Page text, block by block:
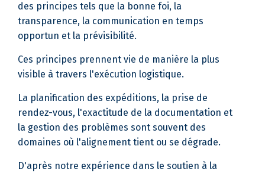
des principes tels que la bonne foi, la
transparence, la communication en temps
opportun et la prévisibilité.
Ces principes prennent vie de manière la plus
visible à travers l'exécution logistique.
La planification des expéditions, la prise de
rendez-vous, l'exactitude de la documentation et
la gestion des problèmes sont souvent des
domaines où l'alignement tient ou se dégrade.
D'après notre expérience dans le soutien à la